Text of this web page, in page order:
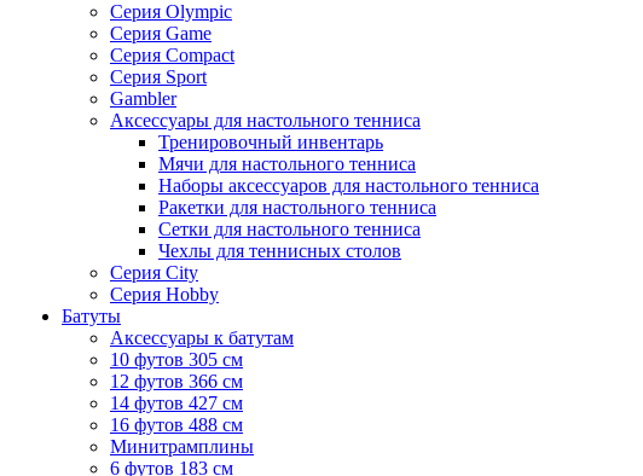
Серия Olympic
Серия Game
Серия Compact
Серия Sport
Gambler
Аксессуары для настольного тенниса
Тренировочный инвентарь
Мячи для настольного тенниса
Наборы аксессуаров для настольного тенниса
Ракетки для настольного тенниса
Сетки для настольного тенниса
Чехлы для теннисных столов
Серия City
Серия Hobby
Батуты
Аксессуары к батутам
10 футов 305 см
12 футов 366 см
14 футов 427 см
16 футов 488 см
Минитрамплины
6 футов 183 см